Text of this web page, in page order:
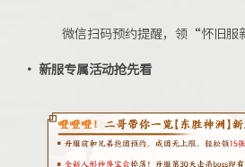
微信扫码预约提醒，领“怀旧
· 新服专属活动抢先看